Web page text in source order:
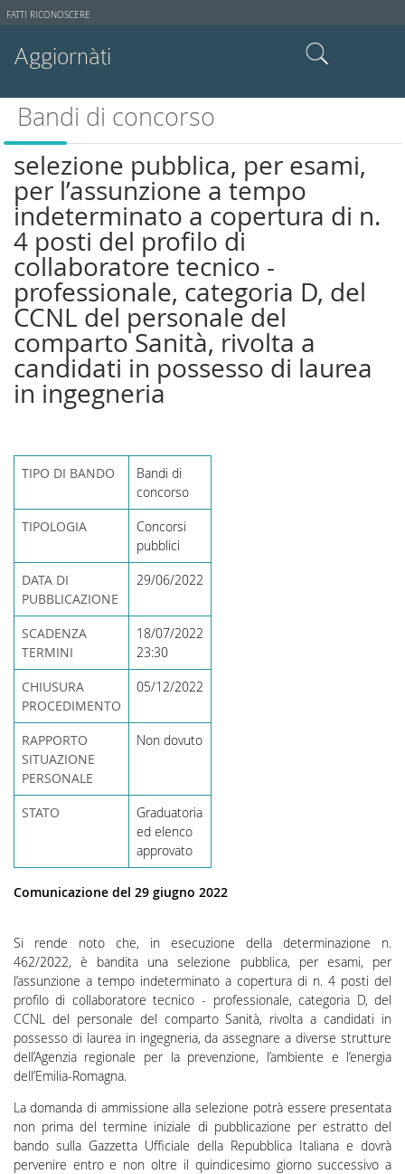
Strumenti
FATTI RICONOSCERE
Aggiornàti
Cerca nel sito
Ricerca avanzata…
Bandi di concorso
selezione pubblica, per esami,
per l’assunzione a tempo
indeterminato a copertura di n.
4 posti del profilo di
collaboratore tecnico -
professionale, categoria D, del
CCNL del personale del
comparto Sanità, rivolta a
candidati in possesso di laurea
in ingegneria
TIPO DI BANDO
Bandi di
concorso
TIPOLOGIA
Concorsi
pubblici
DATA DI
PUBBLICAZIONE
29/06/2022
SCADENZA
TERMINI
18/07/2022
23:30
CHIUSURA
PROCEDIMENTO
05/12/2022
RAPPORTO
SITUAZIONE
PERSONALE
Non dovuto
STATO
Graduatoria
ed elenco
approvato
Comunicazione del 29 giugno 2022
Si rende noto che, in esecuzione della determinazione n.
462/2022, è bandita una selezione pubblica, per esami, per
l’assunzione a tempo indeterminato a copertura di n. 4 posti del
profilo di collaboratore tecnico - professionale, categoria D, del
CCNL del personale del comparto Sanità, rivolta a candidati in
possesso di laurea in ingegneria, da assegnare a diverse strutture
dell’Agenzia regionale per la prevenzione, l’ambiente e l’energia
dell’Emilia-Romagna.
La domanda di ammissione alla selezione potrà essere presentata
non prima del termine iniziale di pubblicazione per estratto del
bando sulla Gazzetta Ufficiale della Repubblica Italiana e dovrà
pervenire entro e non oltre il quindicesimo giorno successivo a